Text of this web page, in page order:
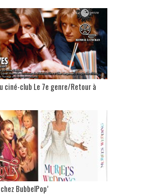
ciné-club Le 7e genre/Retour à
BubbelPop’